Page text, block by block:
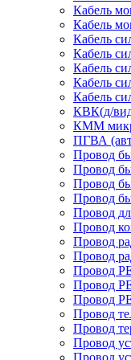
Кабель
Кабель
Кабель
Кабель
Кабель
Кабель
Кабель
КВК(д/
КММ
ПГВА
Провод
Провод
Провод
Провод
Провод
Провод
Провод
Провод
Провод
Провод
Провод
Провод
Провод
Провод